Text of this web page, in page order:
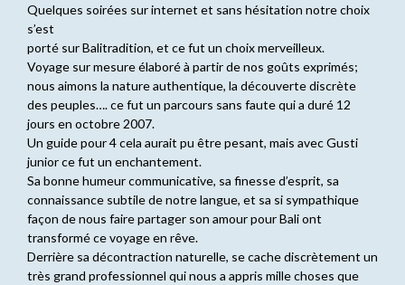
Quelques soirées sur internet et sans hésitation notre choix
s’est
porté sur Balitradition, et ce fut un choix merveilleux.
Voyage sur mesure élaboré à partir de nos goûts exprimés;
nous aimons la nature authentique, la découverte discrète
des peuples…. ce fut un parcours sans faute qui a duré 12
jours en octobre 2007.
Un guide pour 4 cela aurait pu être pesant, mais avec Gusti
junior ce fut un enchantement.
Sa bonne humeur communicative, sa finesse d’esprit, sa
connaissance subtile de notre langue, et sa si sympathique
façon de nous faire partager son amour pour Bali ont
transformé ce voyage en rêve.
Derrière sa décontraction naturelle, se cache discrètement un
très grand professionnel qui nous a appris mille choses que